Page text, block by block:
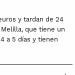
y tardan de 24
que tiene un
a 5 días y tienen